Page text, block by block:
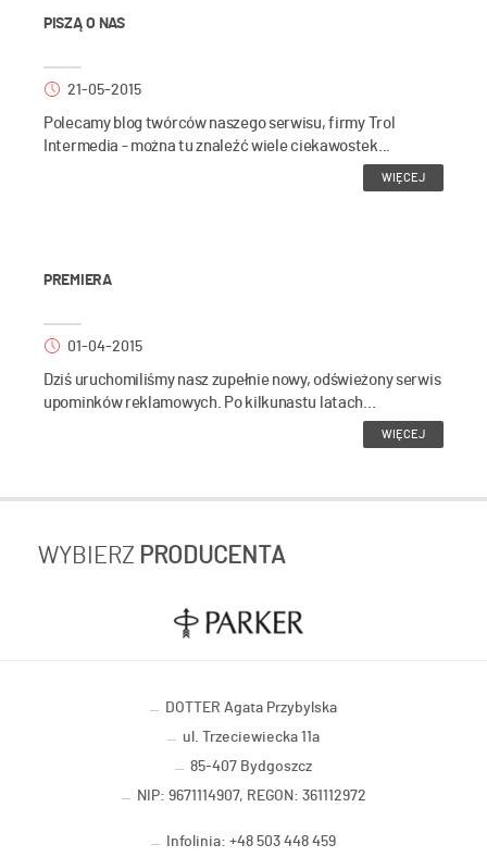
PISZĄ O NAS
21-05-2015
Polecamy blog twórców naszego serwisu, firmy Trol
Intermedia - można tu znaleźć wiele ciekawostek...
WIĘCEJ
PREMIERA
01-04-2015
Dziś uruchomiliśmy nasz zupełnie nowy, odświeżony serwis
upominków reklamowych. Po kilkunastu latach...
WIĘCEJ
WYBIERZ PRODUCENTA
DOTTER Agata Przybylska
ul. Trzeciewiecka 11a
85-407 Bydgoszcz
NIP: 9671114907, REGON: 361112972
Infolinia: +48 503 448 459